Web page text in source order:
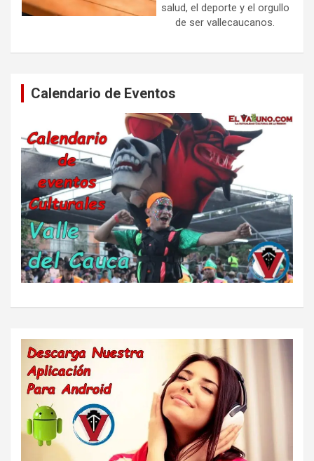
salud, el deporte y el orgullo
de ser vallecaucanos.
Calendario de Eventos